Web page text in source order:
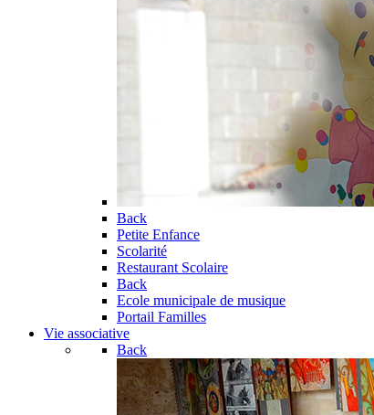
Back
Petite Enfance
Scolarité
Restaurant Scolaire
Back
Ecole municipale de musique
Portail Familles
Vie associative
Back